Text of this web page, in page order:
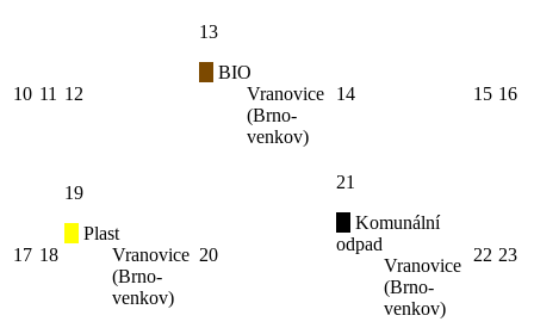
10 11 12
13
BIO
Vranovice
(Brno-
venkov)
14 15 16
17 18
19
Plast
Vranovice
(Brno-
venkov)
20
21
Komunální
odpad
Vranovice
(Brno-
venkov)
22 23